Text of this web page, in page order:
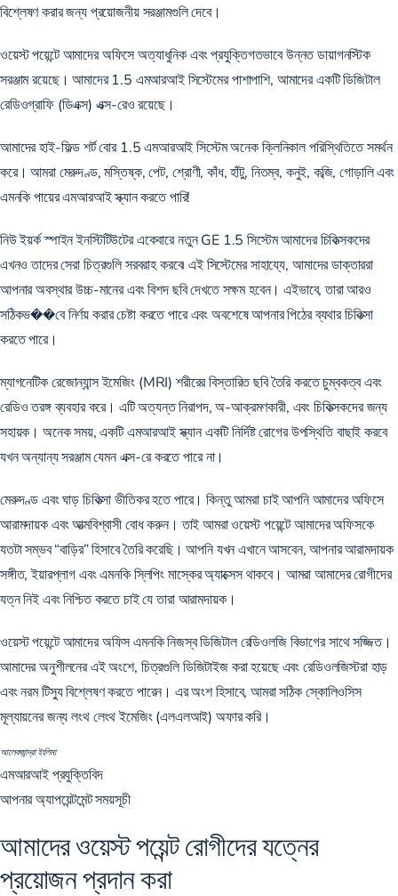
বিশ্লেষণ করার জন্য প্রয়োজনীয় সরঞ্জামগুলি দেবে।
ওয়েস্ট পয়েন্টে আমাদের অফিসে অত্যাধুনিক এবং প্রযুক্তিগতভাবে উন্নত ডায়াগনস্টিক
সরঞ্জাম রয়েছে। আমাদের 1.5 এমআরআই সিস্টেমের পাশাপাশি, আমাদের একটি ডিজিটাল
রেডিওগ্রাফি (ডিএক্স) এক্স-রেও রয়েছে।
আমাদের হাই-ফিল্ড শর্ট বোর 1.5 এমআরআই সিস্টেম অনেক ক্লিনিকাল পরিস্থিতিতে সমর্থন
করে। আমরা মেরুদণ্ড, মস্তিষ্ক, পেট, শ্রোণী, কাঁধ, হাঁটু, নিতম্ব, কনুই, কব্জি, গোড়ালি এবং
এমনকি পায়ের এমআরআই স্ক্যান করতে পারি!
নিউ ইয়র্ক স্পাইন ইনস্টিটিউটের একেবারে নতুন GE 1.5 সিস্টেম আমাদের চিকিত্সকদের
এখনও তাদের সেরা চিত্রগুলি সরবরাহ করবে৷ এই সিস্টেমের সাহায্যে, আমাদের ডাক্তাররা
আপনার অবস্থার উচ্চ-মানের এবং বিশদ ছবি দেখতে সক্ষম হবেন। এইভাবে, তারা আরও
সঠিকভ��বে নির্ণয় করার চেষ্টা করতে পারে এবং অবশেষে আপনার পিঠের ব্যথার চিকিত্সা
করতে পারে।
ম্যাগনেটিক রেজোন্যান্স ইমেজিং (MRI) শরীরের বিস্তারিত ছবি তৈরি করতে চুম্বকত্ব এবং
রেডিও তরঙ্গ ব্যবহার করে। এটি অত্যন্ত নিরাপদ, অ-আক্রমণকারী, এবং চিকিত্সকদের জন্য
সহায়ক। অনেক সময়, একটি এমআরআই স্ক্যান একটি নির্দিষ্ট রোগের উপস্থিতি বাছাই করবে
যখন অন্যান্য সরঞ্জাম যেমন এক্স-রে করতে পারে না।
মেরুদণ্ড এবং ঘাড় চিকিত্সা ভীতিকর হতে পারে। কিন্তু আমরা চাই আপনি আমাদের অফিসে
আরামদায়ক এবং আত্মবিশ্বাসী বোধ করুন। তাই আমরা ওয়েস্ট পয়েন্টে আমাদের অফিসকে
যতটা সম্ভব “বাড়ির” হিসাবে তৈরি করেছি। আপনি যখন এখানে আসবেন, আপনার আরামদায়ক
সঙ্গীত, ইয়ারপ্লাগ এবং এমনকি স্লিপিং মাস্কের অ্যাক্সেস থাকবে। আমরা আমাদের রোগীদের
যত্ন নিই এবং নিশ্চিত করতে চাই যে তারা আরামদায়ক।
ওয়েস্ট পয়েন্টে আমাদের অফিস এমনকি নিজস্ব ডিজিটাল রেডিওলজি বিভাগের সাথে সজ্জিত।
আমাদের অনুশীলনের এই অংশে, চিত্রগুলি ডিজিটাইজ করা হয়েছে এবং রেডিওলজিস্টরা হাড়
এবং নরম টিস্যু বিশ্লেষণ করতে পারেন। এর অংশ হিসাবে, আমরা সঠিক স্কোলিওসিস
মূল্যায়নের জন্য লংথ লেংথ ইমেজিং (এলএলআই) অফার করি।
আলেকজান্দ্রা ইংলিমা
এমআরআই প্রযুক্তিবিদ
আপনার অ্যাপয়েন্টমেন্ট সময়সূচী
আমাদের ওয়েস্ট পয়েন্ট রোগীদের যত্নের
প্রয়োজন প্রদান করা